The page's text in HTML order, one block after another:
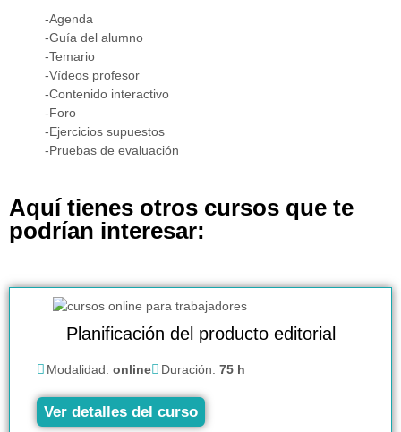
-Agenda
-Guía del alumno
-Temario
-Vídeos profesor
-Contenido interactivo
-Foro
-Ejercicios supuestos
-Pruebas de evaluación
Aquí tienes otros cursos que te
podrían interesar:
Planificación del producto editorial
Modalidad: online Duración: 75 h
Ver detalles del curso